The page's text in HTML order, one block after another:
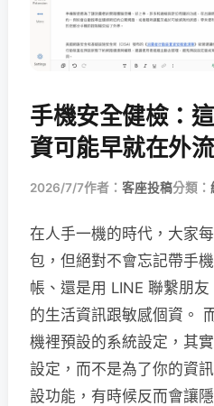
手機安全健檢：
資可能早就在外流
2026/7/7作者： 客座投稿分類：
在人手一機的時代，大家
包，但絕對不會忘記帶手
帳、還是用 LINE 聯繫朋
的生活資訊跟敏感個資。
機裡預設的系統設定，其
設定，而不是為了你的資
設功能，有時候反而會讓